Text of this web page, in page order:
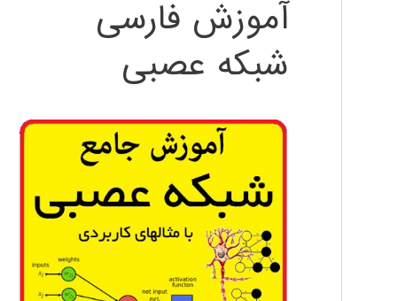
آموزش فارسی
شبکه عصبی